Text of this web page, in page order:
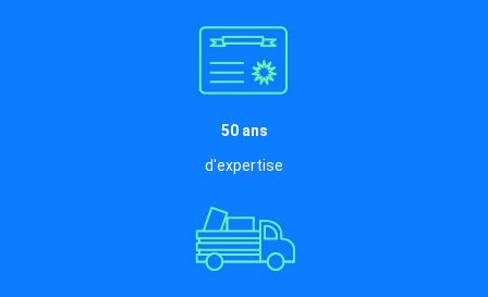
50 ans
d'expertise